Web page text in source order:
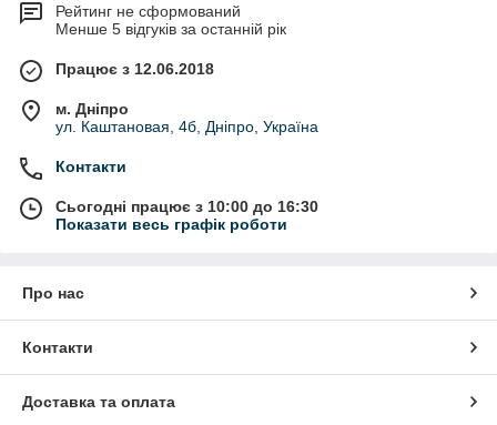
Рейтинг не сформований
Менше 5 відгуків за останній рік
Працює з 12.06.2018
м. Дніпро
ул. Каштановая, 4б, Дніпро, Україна
Контакти
Сьогодні працює з 10:00 до 16:30
Показати весь графік роботи
Про нас
Контакти
Доставка та оплата